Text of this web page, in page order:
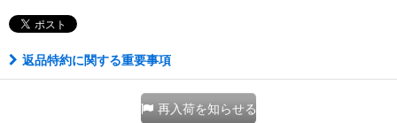
返品特約に関する重要事項
再入荷を知らせる